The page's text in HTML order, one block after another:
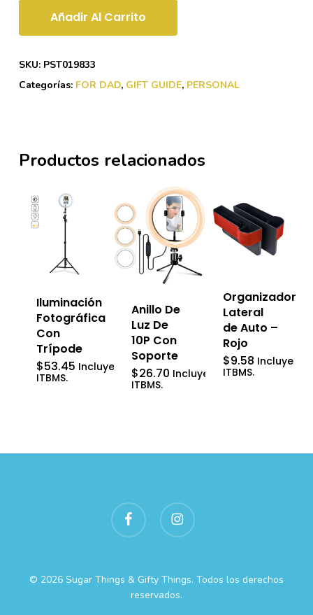
Añadir Al Carrito
SKU: PST019833
Categorías: FOR DAD, GIFT GUIDE, PERSONAL
Productos relacionados
Iluminación
Fotográfica
Con
Trípode
$53.45 Incluye
ITBMS.
Anillo De
Luz De
10P Con
Soporte
$26.70 Incluye
ITBMS.
Organizador
Lateral
de Auto –
Rojo
$9.58 Incluye
ITBMS.
facebook instagram
© 2026 Sugar Things & Gifty Things. Todos los derechos
reservados.